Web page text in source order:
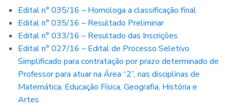
Edital n° 035/16 – Homologa a classificação final
Edital n° 035/16 – Resultado Preliminar
Edital n° 033/16 – Resultado das Inscrições
Edital n° 027/16 – Edital de Processo Seletivo
Simplificado para contratação por prazo determinado de
Professor para atuar na Área “2”, nas disciplinas de
Matemática, Educação Física, Geografia, História e
Artes